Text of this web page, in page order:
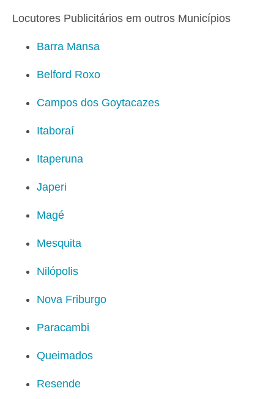
Locutores Publicitários em outros Municípios
Barra Mansa
Belford Roxo
Campos dos Goytacazes
Itaboraí
Itaperuna
Japeri
Magé
Mesquita
Nilópolis
Nova Friburgo
Paracambi
Queimados
Resende